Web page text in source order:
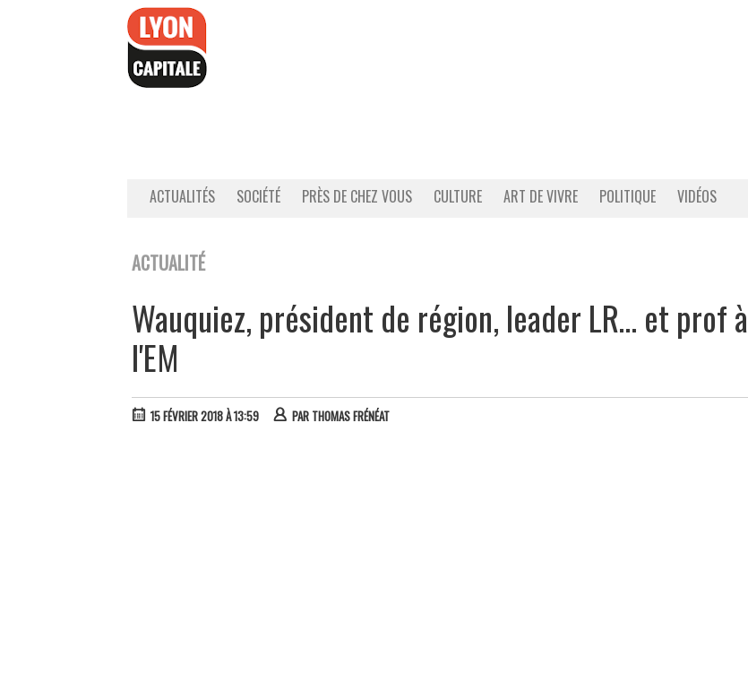
ACTUALITÉS SOCIÉTÉ PRÈS DE CHEZ VOUS CULTURE ART DE VIVRE POLITIQUE VIDÉOS
ACTUALITÉ
Wauquiez, président de région, leader LR… et prof à
l'EM
15 FÉVRIER 2018 À 13:59 PAR THOMAS FRÉNÉAT